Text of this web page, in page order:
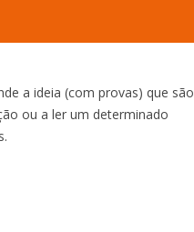
a ideia (com provas) que são
ou a ler um determinado